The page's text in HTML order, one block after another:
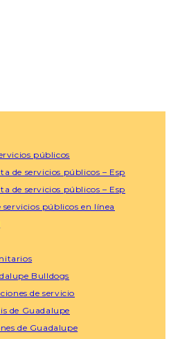
públicos
de servicios públicos – Esp
de servicios públicos – Esp
públicos en línea
Bulldogs
de servicio
de Guadalupe
de Guadalupe